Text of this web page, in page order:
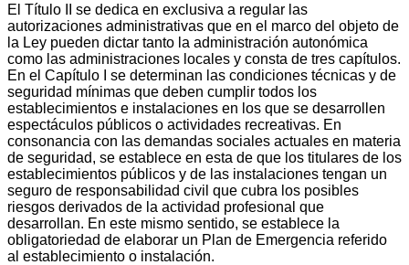
El Título II se dedica en exclusiva a regular las
autorizaciones administrativas que en el marco del objeto de
la Ley pueden dictar tanto la administración autonómica
como las administraciones locales y consta de tres capítulos.
En el Capítulo I se determinan las condiciones técnicas y de
seguridad mínimas que deben cumplir todos los
establecimientos e instalaciones en los que se desarrollen
espectáculos públicos o actividades recreativas. En
consonancia con las demandas sociales actuales en materia
de seguridad, se establece en esta de que los titulares de los
establecimientos públicos y de las instalaciones tengan un
seguro de responsabilidad civil que cubra los posibles
riesgos derivados de la actividad profesional que
desarrollan. En este mismo sentido, se establece la
obligatoriedad de elaborar un Plan de Emergencia referido
al establecimiento o instalación.